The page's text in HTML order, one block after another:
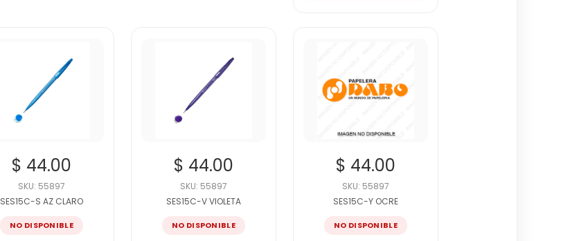
$ 44.00
SKU: 55897
SES15C-S AZ CLARO
NO DISPONIBLE
$ 44.00
SKU: 55897
SES15C-V VIOLETA
NO DISPONIBLE
$ 44.00
SKU: 55897
SES15C-Y OCRE
NO DISPONIBLE